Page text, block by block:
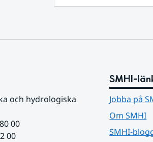
och hydrologiska
00
00
SMHI-
Jobba på
Om SMHI
SMHI-